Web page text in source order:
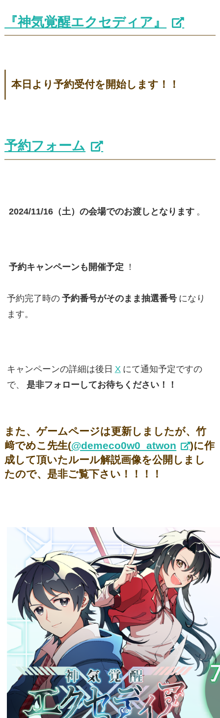
『神気覚醒エクセディア』
本日より予約受付を開始します！！
予約フォーム
2024/11/16（土）の会場でのお渡しとなります 。
予約キャンペーンも開催予定 ！
予約完了時の 予約番号がそのまま抽選番号 になり
ます。
キャンペーンの詳細は後日 X にて通知予定ですの
で、
是非フォローしてお待ちください！！
また、ゲームページは更新しましたが、竹
﨑でめこ先生(@demeco0w0_atwon
)に作
成して頂いたルール解説画像を公開しまし
たので、是非ご覧下さい！！！！